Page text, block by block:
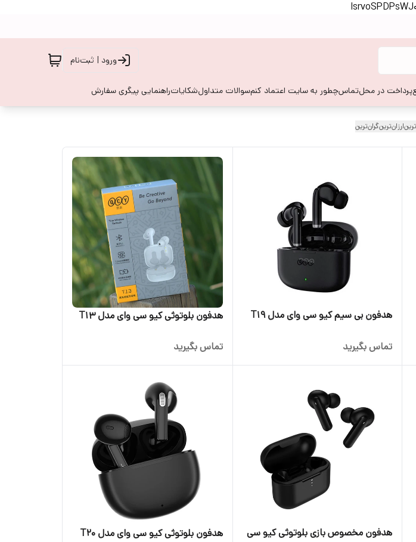
ورود | ثبت‌نام
پرداخت در محلتماسچطور به سایت اعتماد کنمسوالات متداولشکایاتراهنمایی پیگری سفارش
ارزان‌ترینگران‌ترین
هدفون بی سیم کیو سی وای مدل T19
تماس بگیرید
هدفون بلوتوثی کیو سی وای مدل T13
تماس بگیرید
هدفون مخصوص بازی بلوتوثی کیو سی
هدفون بلوتوثی کیو سی وای مدل T20